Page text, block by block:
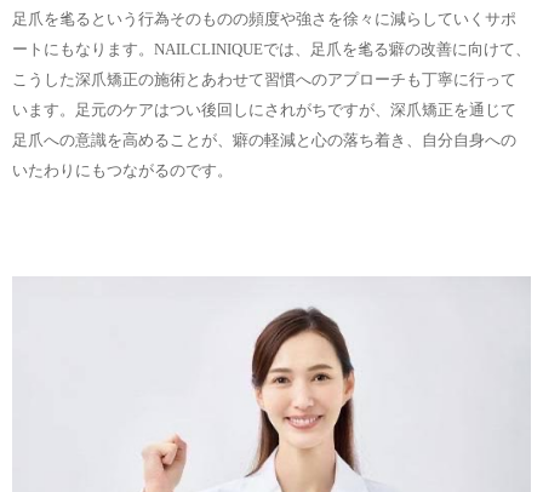
足爪を毟るという行為そのものの頻度や強さを徐々に減らしていくサポ
ートにもなります。NAILCLINIQUEでは、足爪を毟る癖の改善に向けて、
こうした深爪矯正の施術とあわせて習慣へのアプローチも丁寧に行って
います。足元のケアはつい後回しにされがちですが、深爪矯正を通じて
足爪への意識を高めることが、癖の軽減と心の落ち着き、自分自身への
いたわりにもつながるのです。